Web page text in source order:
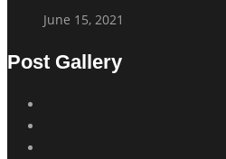
June 15, 2021
Post Gallery